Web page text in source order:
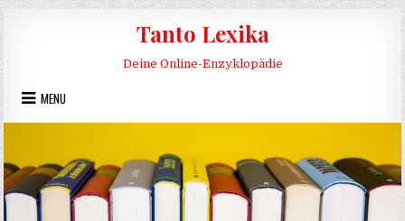
Skip to content
Tanto Lexika
Deine Online-Enzyklopädie
MENU